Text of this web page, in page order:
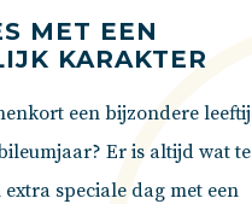
MET EEN
KARAKTER
een bijzondere
Er is altijd wat
speciale dag met een